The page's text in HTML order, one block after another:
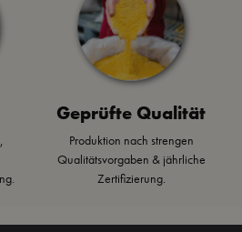
Geprüfte Qualität
Produktion nach strengen
Qualitätsvorgaben & jährliche
Zertifizierung.